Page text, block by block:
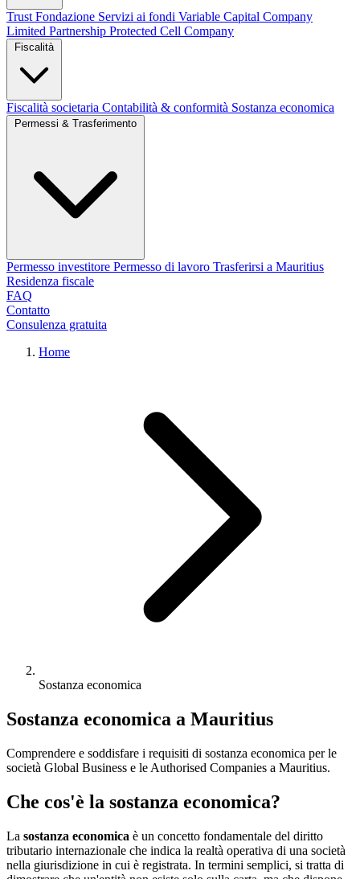
Trust Fondazione Servizi ai fondi Variable Capital Company
Limited Partnership Protected Cell Company
Fiscalità
Fiscalità societaria Contabilità & conformità Sostanza economica
Permesso investitore Permesso di lavoro Trasferirsi a Mauritius
Residenza fiscale
FAQ
Contatto
Consulenza gratuita
Home
Sostanza economica
Sostanza economica a Mauritius
Comprendere e soddisfare i requisiti di sostanza economica per le
società Global Business e le Authorised Companies a Mauritius.
Che cos'è la sostanza economica?
La sostanza economica è un concetto fondamentale del diritto
tributario internazionale che indica la realtà operativa di una società
nella giurisdizione in cui è registrata. In termini semplici, si tratta di